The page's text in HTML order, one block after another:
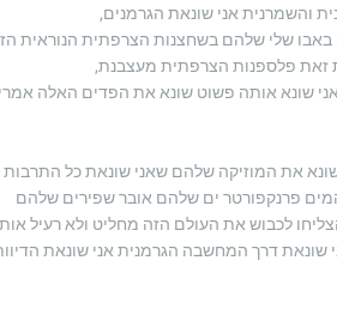
והשמרנית אני שונאת הגרמנים,
שלי שלהם בשחצנות הצרפתית הנוראית
זאת פלספנות הצרפתית מעצבנת,
שונא אותה פשוט שונא את הפדים האלה
את המוזיקה שלהם שאני שונאת כל התרבות
פרנקפורטר ים שלהם אובר שפירים שלהם
לכבוש את העולם הזה מחליט ולא רעיל
שלהם כל העולם המערבי גדלה סרטים פורנוגרפים דוברי גרמנית שהוא בגיל 16 אני שונאת דרך המחשבה הגרמנית אני שונאת